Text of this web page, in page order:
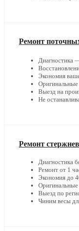
Ремонт
Диагностика
Экономия
Выезд на
Не
Ремонт
Диагностика
Ремонт от 1
Экономия до
Выезд по
Чиним весы